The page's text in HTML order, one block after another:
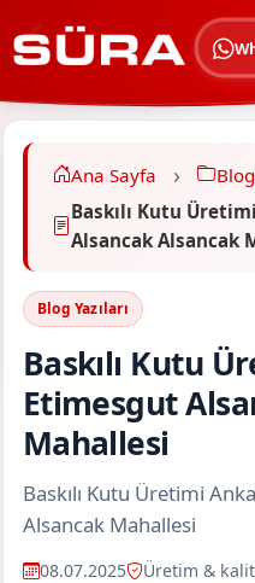
Ana Sayfa
Baskılı Kutu
Alsancak Alsancak
Blog Yazıları
Baskılı Kutu
Etimesgut
Mahallesi
Baskılı Kutu Üretimi
Alsancak Mahallesi
08.07.2025
Üretim &